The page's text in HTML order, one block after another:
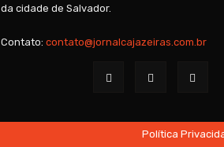
da cidade de Salvador.
Contato: contato@jornalcajazeiras.com.br
Política